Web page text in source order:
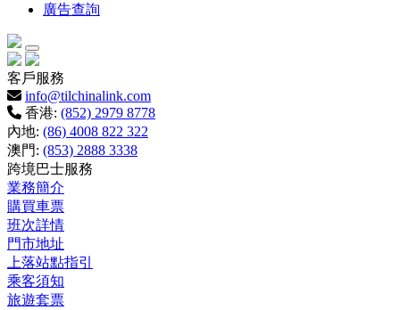
廣告查詢
客戶服務
info@tilchinalink.com
香港: (852) 2979 8778
內地: (86) 4008 822 322
澳門: (853) 2888 3338
跨境巴士服務
業務簡介
購買車票
班次詳情
門市地址
上落站點指引
乘客須知
旅遊套票